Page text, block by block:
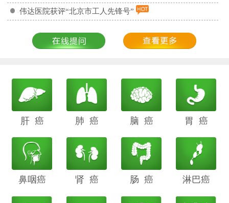
伟达医院获评“北京市工人先锋号”
肝 癌 阴道癌肺 癌 甲状腺癌
脑 癌 前列腺癌
胃 癌
鼻咽癌 胆管癌肾 癌
子宫内膜
癌
肠 癌 膀胱癌
淋巴癌